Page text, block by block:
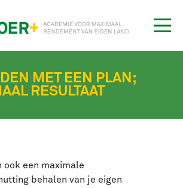
MET EEN PLAN;
RESULTAAT
een maximale
behalen van je eigen